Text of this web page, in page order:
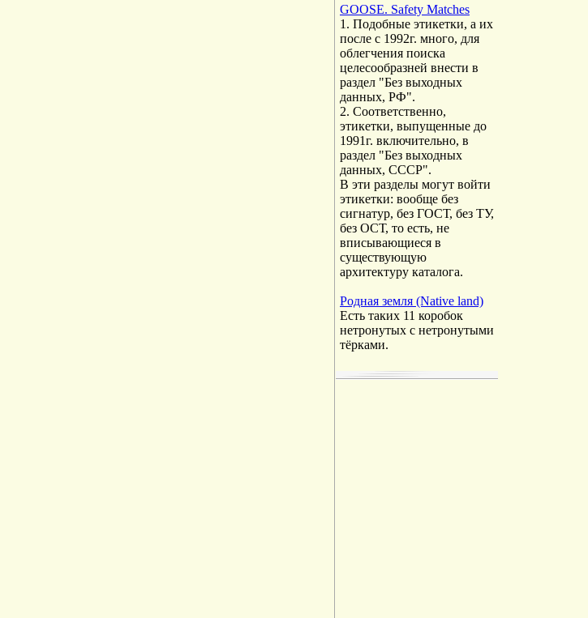
GOOSE. Safety Matches
1. Подобные этикетки, а их
после с 1992г. много, для
облегчения поиска
целесообразней внести в
раздел "Без выходных
данных, РФ".
2. Соответственно,
этикетки, выпущенные до
1991г. включительно, в
раздел "Без выходных
данных, СССР".
В эти разделы могут войти
этикетки: вообще без
сигнатур, без ГОСТ, без ТУ,
без ОСТ, то есть, не
вписывающиеся в
существующую
архитектуру каталога.
Родная земля (Native land)
Есть таких 11 коробок
нетронутых с нетронутыми
тёрками.